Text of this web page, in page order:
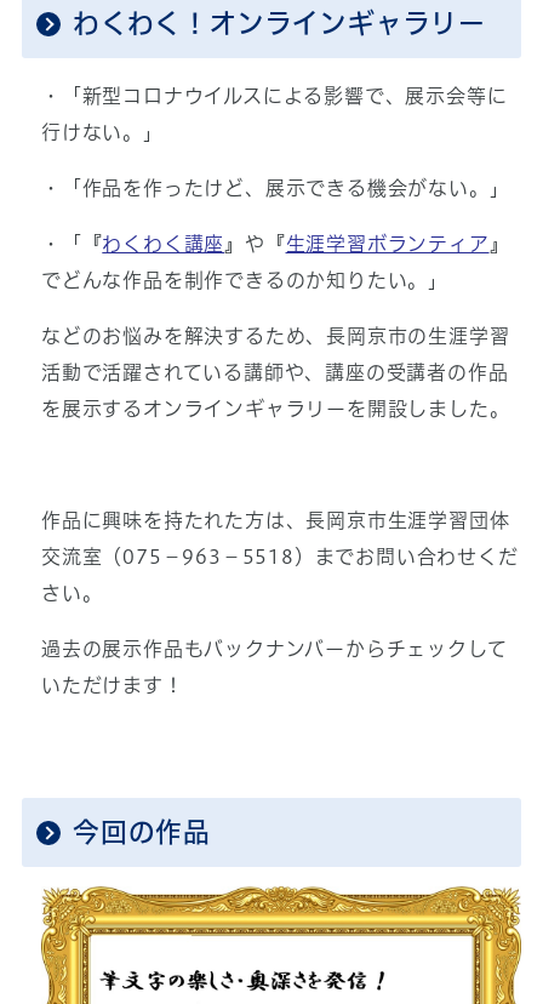
わくわく！オンラインギャラリー
・「新型コロナウイルスによる影響で、展示会等に
行けない。」
・「作品を作ったけど、展示できる機会がない。」
・「『わくわく講座 』や『生涯学習ボランティア 』
でどんな作品を制作できるのか知りたい。」
などのお悩みを解決するため、長岡京市の生涯学習
活動で活躍されている講師や、講座の受講者の作品
を展示するオンラインギャラリーを開設しました。
作品に興味を持たれた方は、長岡京市生涯学習団体
交流室（075－963－5518）までお問い合わせくだ
さい。
過去の展示作品もバックナンバーからチェックして
いただけます！
今回の作品